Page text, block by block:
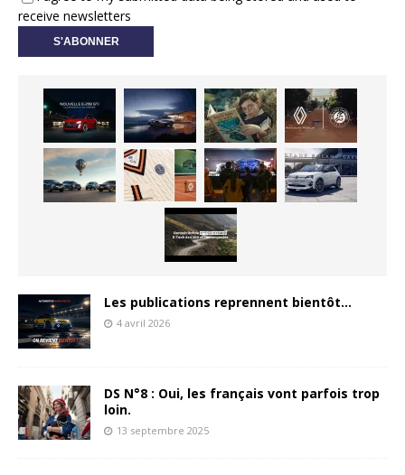
receive newsletters
Les publications reprennent bientôt…
4 avril 2026
DS N°8 : Oui, les français vont parfois trop
loin.
13 septembre 2025